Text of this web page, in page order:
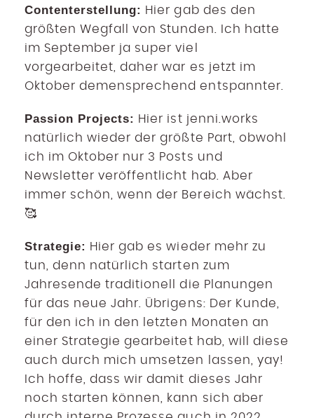
Contenterstellung: Hier gab des den
größten Wegfall von Stunden. Ich hatte
im September ja super viel
vorgearbeitet, daher war es jetzt im
Oktober demensprechend entspannter.
Passion Projects: Hier ist jenni.works
natürlich wieder der größte Part, obwohl
ich im Oktober nur 3 Posts und
Newsletter veröffentlicht hab. Aber
immer schön, wenn der Bereich wächst.
🥰
Strategie: Hier gab es wieder mehr zu
tun, denn natürlich starten zum
Jahresende traditionell die Planungen
für das neue Jahr. Übrigens: Der Kunde,
für den ich in den letzten Monaten an
einer Strategie gearbeitet hab, will diese
auch durch mich umsetzen lassen, yay!
Ich hoffe, dass wir damit dieses Jahr
noch starten können, kann sich aber